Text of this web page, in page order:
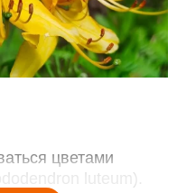
цветами
luteum).